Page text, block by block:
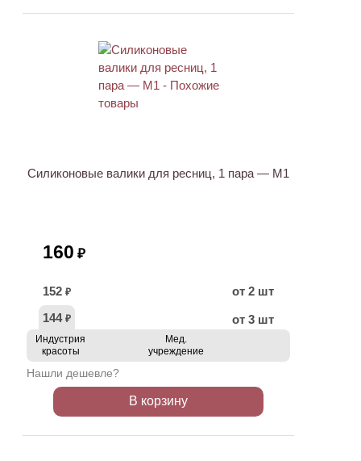
Силиконовые валики для ресниц, 1 пара — M1
160 ₽
152 ₽
от 2 шт
144 ₽ от 3 шт
Индустрия
красоты
Мед.
учреждение
Нашли дешевле?
В корзину